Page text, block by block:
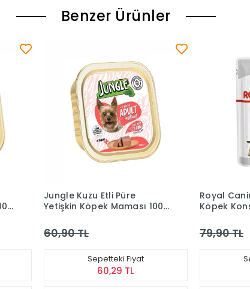
Benzer Ürünler
Royal Canin Sterilised Kısır
Köpek Konservesi 85 Gr
79,90 TL
Sepetteki Fiyat
79,10 TL
Wanpy
Köpek
81,90 TL